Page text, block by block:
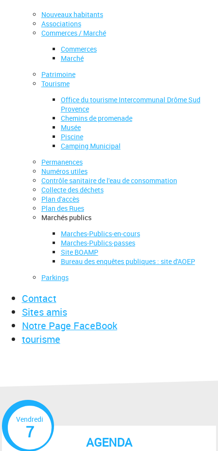
Nouveaux habitants
Associations
Commerces / Marché
Commerces
Marché
Patrimoine
Tourisme
Office du tourisme Intercommunal Drôme Sud
Provence
Chemins de promenade
Musée
Piscine
Camping Municipal
Permanences
Numéros utiles
Contrôle sanitaire de l'eau de consommation
Collecte des déchets
Plan d'accès
Plan des Rues
Marchés publics
Marches-Publics-en-cours
Marches-Publics-passes
Site BOAMP
Bureau des enquêtes publiques : site d'AOEP
Parkings
Contact
Sites amis
Notre Page FaceBook
tourisme
AGENDA
Vendredi
7